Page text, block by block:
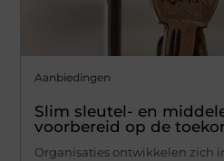
Aanbiedingen
Slim sleutel- en
voorbereid op de
Organisaties ontwikkelen zich